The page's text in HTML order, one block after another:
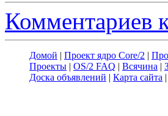
Комментариев
Домой | Проект ядро Core/2 |
Проекты | OS/2 FAQ | Всячина |
Доска объявлений | Карта сайта |